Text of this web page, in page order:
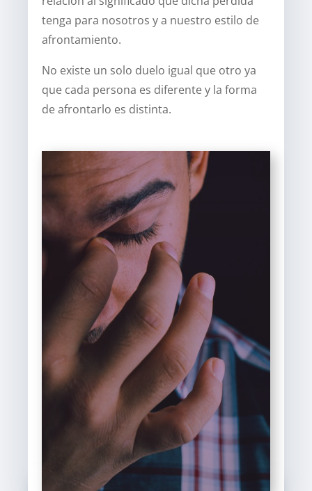
tenga para nosotros y a nuestro estilo de
afrontamiento.
No existe un solo duelo igual que otro ya
que cada persona es diferente y la forma
de afrontarlo es distinta.